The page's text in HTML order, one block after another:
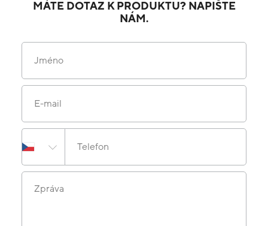
MÁTE DOTAZ K PRODUKTU? NAPIŠTE
NÁM.
Jméno
E-mail
Telefon
Zpráva